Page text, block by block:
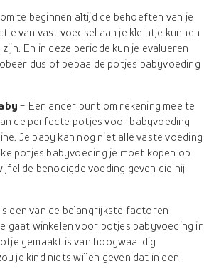
te beginnen altijd de behoeften van je
van vast voedsel aan je kleintje kunnen
En in deze periode kun je evalueren
dus of bepaalde potjes babyvoeding
- Een ander punt om rekening mee te
de perfecte potjes voor babyvoeding
Je baby kan nog niet alle vaste voeding
potjes babyvoeding je moet kopen op
de benodigde voeding geven die hij
een van de belangrijkste factoren
gaat winkelen voor potjes babyvoeding in
gemaakt is van hoogwaardig
je kind niets willen geven dat in een